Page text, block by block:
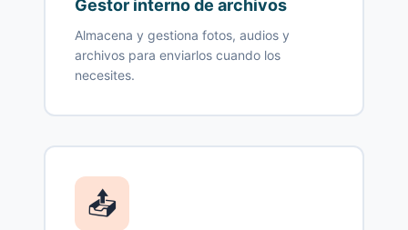
Gestor interno de archivos
Almacena y gestiona fotos, audios y
archivos para enviarlos cuando los
necesites.
📤